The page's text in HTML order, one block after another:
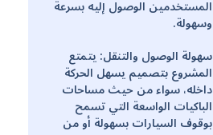
المستخدمين الوصول إليه بسرعة
وسهولة.
سهولة الوصول والتنقل: يتمتع
المشروع بتصميم يسهل الحركة
داخله، سواء من حيث مساحات
الباكيات الواسعة التي تسمح
بوقوف السيارات بسهولة أو من